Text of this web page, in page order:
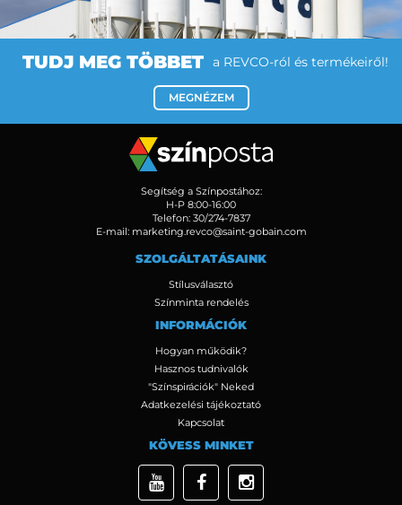
TUDJ MEG TÖBBET a REVCO-ról és termékeiről!
MEGNÉZEM
Segítség a Színpostához:
H-P 8:00-16:00
Telefon: 30/274-7837
E-mail: marketing.revco@saint-gobain.com
SZOLGÁLTATÁSAINK
Stílusválasztó
Színminta rendelés
INFORMÁCIÓK
Hogyan működik?
Hasznos tudnivalók
"Színspirációk" Neked
Adatkezelési tájékoztató
Kapcsolat
KÖVESS MINKET